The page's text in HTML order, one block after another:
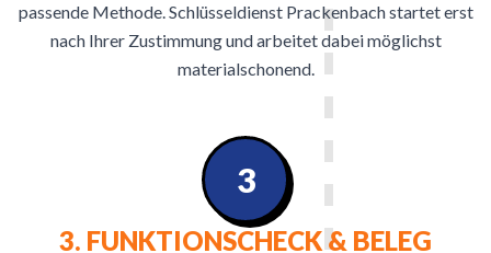
passende Methode. Schlüsseldienst Prackenbach startet erst
nach Ihrer Zustimmung und arbeitet dabei möglichst
materialschonend.
3. FUNKTIONSCHECK & BELEG
3